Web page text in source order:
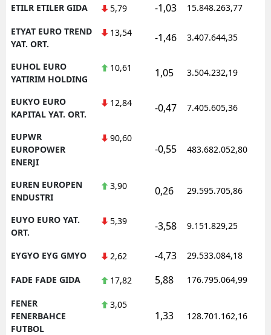
ETILR ETILER GIDA 5,79 -1,03 15.848.263,77
ETYAT EURO TREND
YAT. ORT.
13,54 -1,46 3.407.644,35
EUHOL EURO
YATIRIM HOLDING
10,61 1,05 3.504.232,19
EUKYO EURO
KAPITAL YAT. ORT.
12,84 -0,47 7.405.605,36
EUPWR
EUROPOWER
ENERJI
90,60
-0,55 483.682.052,80
EUREN EUROPEN
ENDUSTRI
3,90 0,26 29.595.705,86
EUYO EURO YAT.
ORT.
5,39 -3,58 9.151.829,25
EYGYO EYG GMYO 2,62 -4,73 29.533.084,18
FADE FADE GIDA 17,82 5,88 176.795.064,99
FENER
FENERBAHCE
FUTBOL
3,05
1,33 128.701.162,16